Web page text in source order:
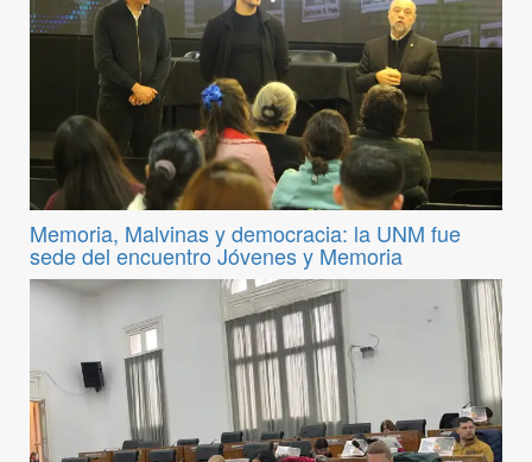
Memoria, Malvinas y democracia: la UNM fue
sede del encuentro Jóvenes y Memoria